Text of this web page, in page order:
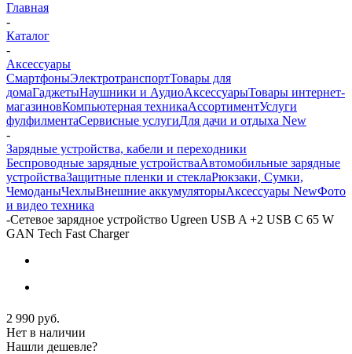
Главная
-
Каталог
-
Аксессуары
СмартфоныЭлектротранспортТовары для
домаГаджетыНаушники и АудиоАксессуарыТовары интернет-
магазиновКомпьютерная техникаАссортиментУслуги
фулфилментаСервисные услугиДля дачи и отдыха New
-
Зарядные устройства, кабели и переходники
Беспроводные зарядные устройстваАвтомобильные зарядные
устройстваЗащитные пленки и стеклаРюкзаки, Сумки,
ЧемоданыЧехлыВнешние аккумуляторыАксессуары NewФото
и видео техника
-Сетевое зарядное устройство Ugreen USB A +2 USB C 65 W
GAN Tech Fast Charger
2 990 руб.
Нет в наличии
Нашли дешевле?